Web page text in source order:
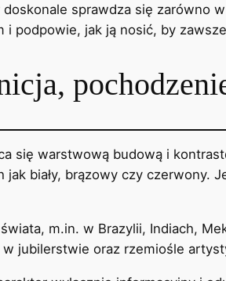
sprawdza się zarówno
podpowie, jak ją nosić, by
się warstwową budową i
biały, brązowy czy czerwony.
m.in. w Brazylii, Indiach,
jubilerstwie oraz rzemiośle